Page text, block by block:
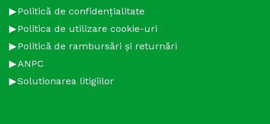
Politică de confidențialitate
Politica de utilizare cookie-uri
Politică de rambursări și returnări
ANPC
Solutionarea litigiilor